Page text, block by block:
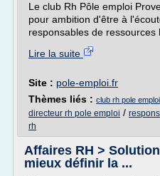
Le club Rh Pôle emploi
pour ambition d'être à
responsables de ressources
Lire la suite
Site : pole-emploi.fr
Thèmes liés : club rh pole emploi
directeur rh pole emploi /
rh
Affaires RH >
mieux définir la ...